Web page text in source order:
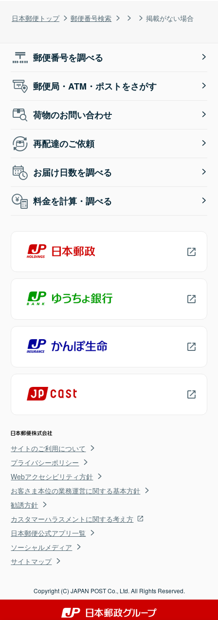
日本郵便トップ 郵便番号検索 掲載がない場合
郵便番号を調べる
郵便局・ATM・ポストをさがす
荷物のお問い合わせ
再配達のご依頼
お届け日数を調べる
料金を計算・調べる
サイトのご利用について
プライバシーポリシー
Webアクセシビリティ方針
お客さま本位の業務運営に関する基本方針
勧誘方針
カスタマーハラスメントに関する考え方
日本郵便公式アプリ一覧
ソーシャルメディア
サイトマップ
Copyright (C) JAPAN POST Co., Ltd. All Rights Reserved.